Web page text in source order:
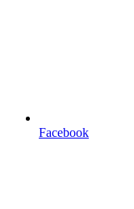
Facebook